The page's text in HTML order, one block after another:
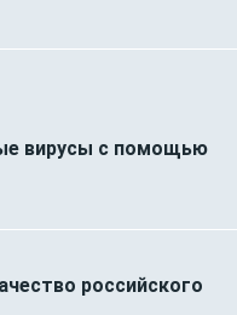
вирусы с помощью
российского